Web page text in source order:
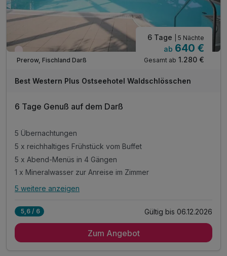
Wieder frei ab Oktober
Prerow, Fischland Darß
6 Tage | 5 Nächte
ab 640 €
Gesamt ab 1.280 €
Best Western Plus Ostseehotel Waldschlösschen
6 Tage Genuß auf dem Darß
5 Übernachtungen
5 x reichhaltiges Frühstück vom Buffet
5 x Abend-Menüs in 4 Gängen
1 x Mineralwasser zur Anreise im Zimmer
Alle Inklusivleistungen
5 x reichhaltiges Frühstück vom Buffet
5 weitere anzeigen
5,6 / 6 Gültig bis 06.12.2026
Zum Angebot